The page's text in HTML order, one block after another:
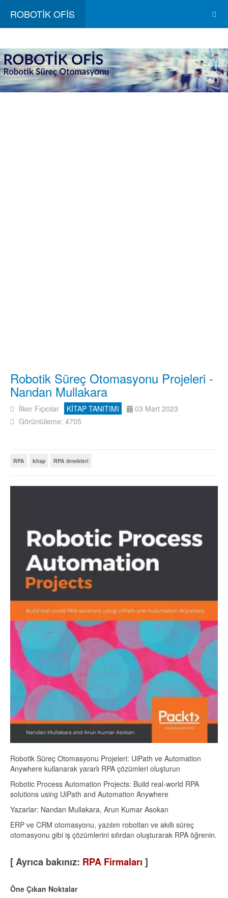
ROBOTİK OFİS
Robotik Süreç Otomasyonu Projeleri -
Nandan Mullakara
İlker Fıçıcılar KİTAP TANITIMI
03 Mart 2023
Görüntüleme: 4705
RPA kitap RPA örnekleri
Robotik Süreç Otomasyonu Projeleri: UiPath ve Automation
Anywhere kullanarak yararlı RPA çözümleri oluşturun
Robotic Process Automation Projects: Build real-world RPA
solutions using UiPath and Automation Anywhere
Yazarlar: Nandan Mullakara, Arun Kumar Asokan
ERP ve CRM otomasyonu, yazılım robotları ve akıllı süreç
otomasyonu gibi iş çözümlerini sıfırdan oluşturarak RPA öğrenin.
[ Ayrıca bakınız: RPA Firmaları ]
Öne Çıkan Noktalar